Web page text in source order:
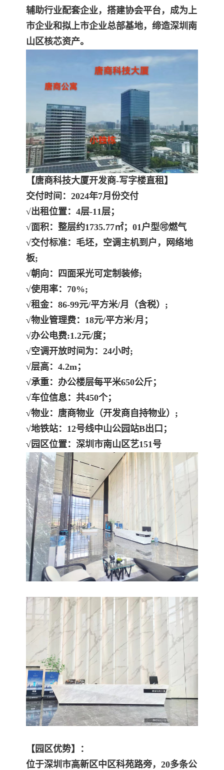
辅助行业配套企业，搭建协会平台，成为上
市企业和拟上市企业总部基地，缔造深圳南
山区核芯资产。
【唐商科技大厦开发商-写字楼直租】
交付时间：2024年7月份交付
√出租位置：4层-11层；
√面积：整层约1735.77㎡；01户型🉑燃气
√交付标准：毛坯，空调主机到户，网络地
板;
√朝向：四面采光可定制装修;
√使用率：70%;
√租金：86-99元/平方米/月（含税）;
√物业管理费：18元/平方米/月；
√办公电费:1.2元/度；
√空调开放时间为：24小时;
√层高：4.2m；
√承重：办公楼层每平米650公斤；
√车位信息：共450个；
√物业：唐商物业（开发商自持物业）;
√地铁站：12号线中山公园站B出口；
√园区位置：深圳市南山区艺151号
【园区优势】：
位于深圳市高新区中区科苑路旁，20多条公